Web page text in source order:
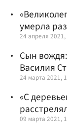
умерла
24 апреля 2021,
Сын
Василия
24 марта 2021,
«С
09 марта 2021,